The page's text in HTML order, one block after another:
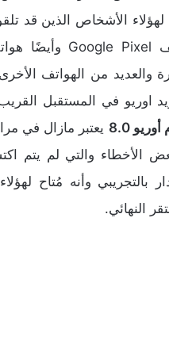
لهؤلاء الأشخاص الذين قد
والعديد من الهواتف
اوريو في المستقبل
8.0
يعتبر مازال في
الأخطاء والتي لم يتم
بالتجريبي وأنه مُتاح
النهائي.